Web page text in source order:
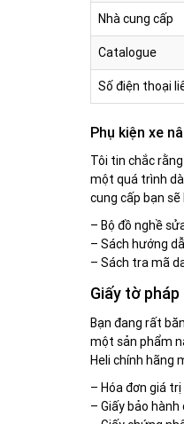
Nhà cung cấp
Catalogue
Số điện thoại
Phụ kiện xe
Tôi tin chắc
một quá trình
cung cấp bạn
– Bộ đồ nghề
– Sách hướng
– Sách tra mã
Giấy tờ
Bạn đang rất
một sản phẩm
Heli chính hãng
– Hóa đơn giá
– Giấy bảo